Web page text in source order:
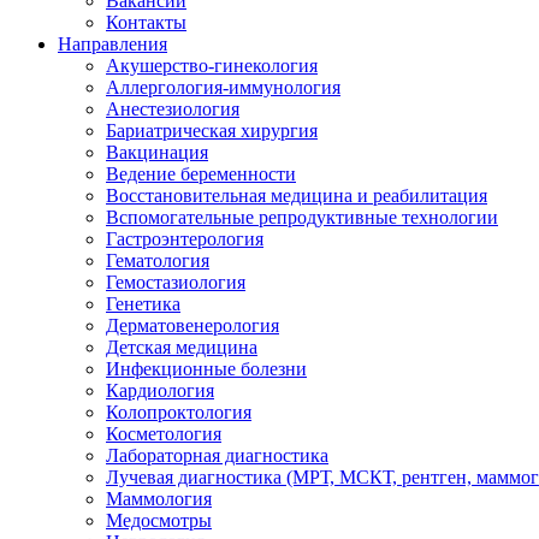
Контакты
Направления
Акушерство-гинекология
Аллергология-иммунология
Анестезиология
Бариатрическая хирургия
Вакцинация
Ведение беременности
Восстановительная медицина и реабилитация
Вспомогательные репродуктивные технологии
Гастроэнтерология
Гематология
Гемостазиология
Генетика
Дерматовенерология
Детская медицина
Инфекционные болезни
Кардиология
Колопроктология
Косметология
Лабораторная диагностика
Лучевая диагностика (МРТ, МСКТ, рентген,
Маммология
Медосмотры